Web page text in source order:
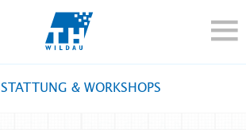
TH-
& WORKSHOPS